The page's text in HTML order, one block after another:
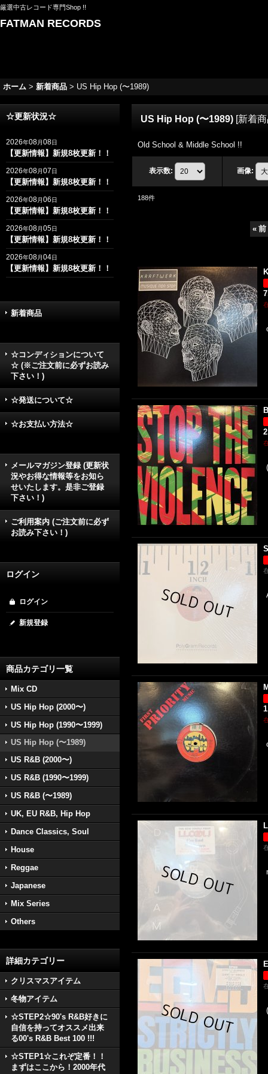
厳選中古レコード専門Shop !!
FATMAN RECORDS
ホーム > 新着商品 > US Hip Hop (〜1989)
☆更新状況☆
2026年08月08日
【更新情報】新規8枚更新！！
2026年08月07日
【更新情報】新規8枚更新！！
2026年08月06日
【更新情報】新規8枚更新！！
2026年08月05日
【更新情報】新規8枚更新！！
2026年08月04日
【更新情報】新規8枚更新！！
新着商品
☆コンディションについて
☆ (※ご注文前に必ずお読み
下さい！)
☆発送について☆
☆お支払い方法☆
メールマガジン登録 (更新状
況やお得な情報等をお知ら
せいたします。是非ご登録
下さい！)
ご利用案内 (ご注文前に必ず
お読み下さい！)
ログイン
ログイン
新規登録
商品カテゴリ一覧
Mix CD
US Hip Hop (2000〜)
US Hip Hop (1990〜1999)
US Hip Hop (〜1989)
US R&B (2000〜)
US R&B (1990〜1999)
US R&B (〜1989)
UK, EU R&B, Hip Hop
Dance Classics, Soul
House
Reggae
Japanese
Mix Series
Others
詳細カテゴリー
クリスマスアイテム
冬物アイテム
☆STEP2☆90's R&B好きに
自信を持ってオススメ出来
る00's R&B Best 100 !!!
☆STEP1☆これぞ定番！！
まずはここから！2000年代
US Hip Hop (〜1989) [新着
Old School & Middle School !!
表示数: 画像:
188件
« 前